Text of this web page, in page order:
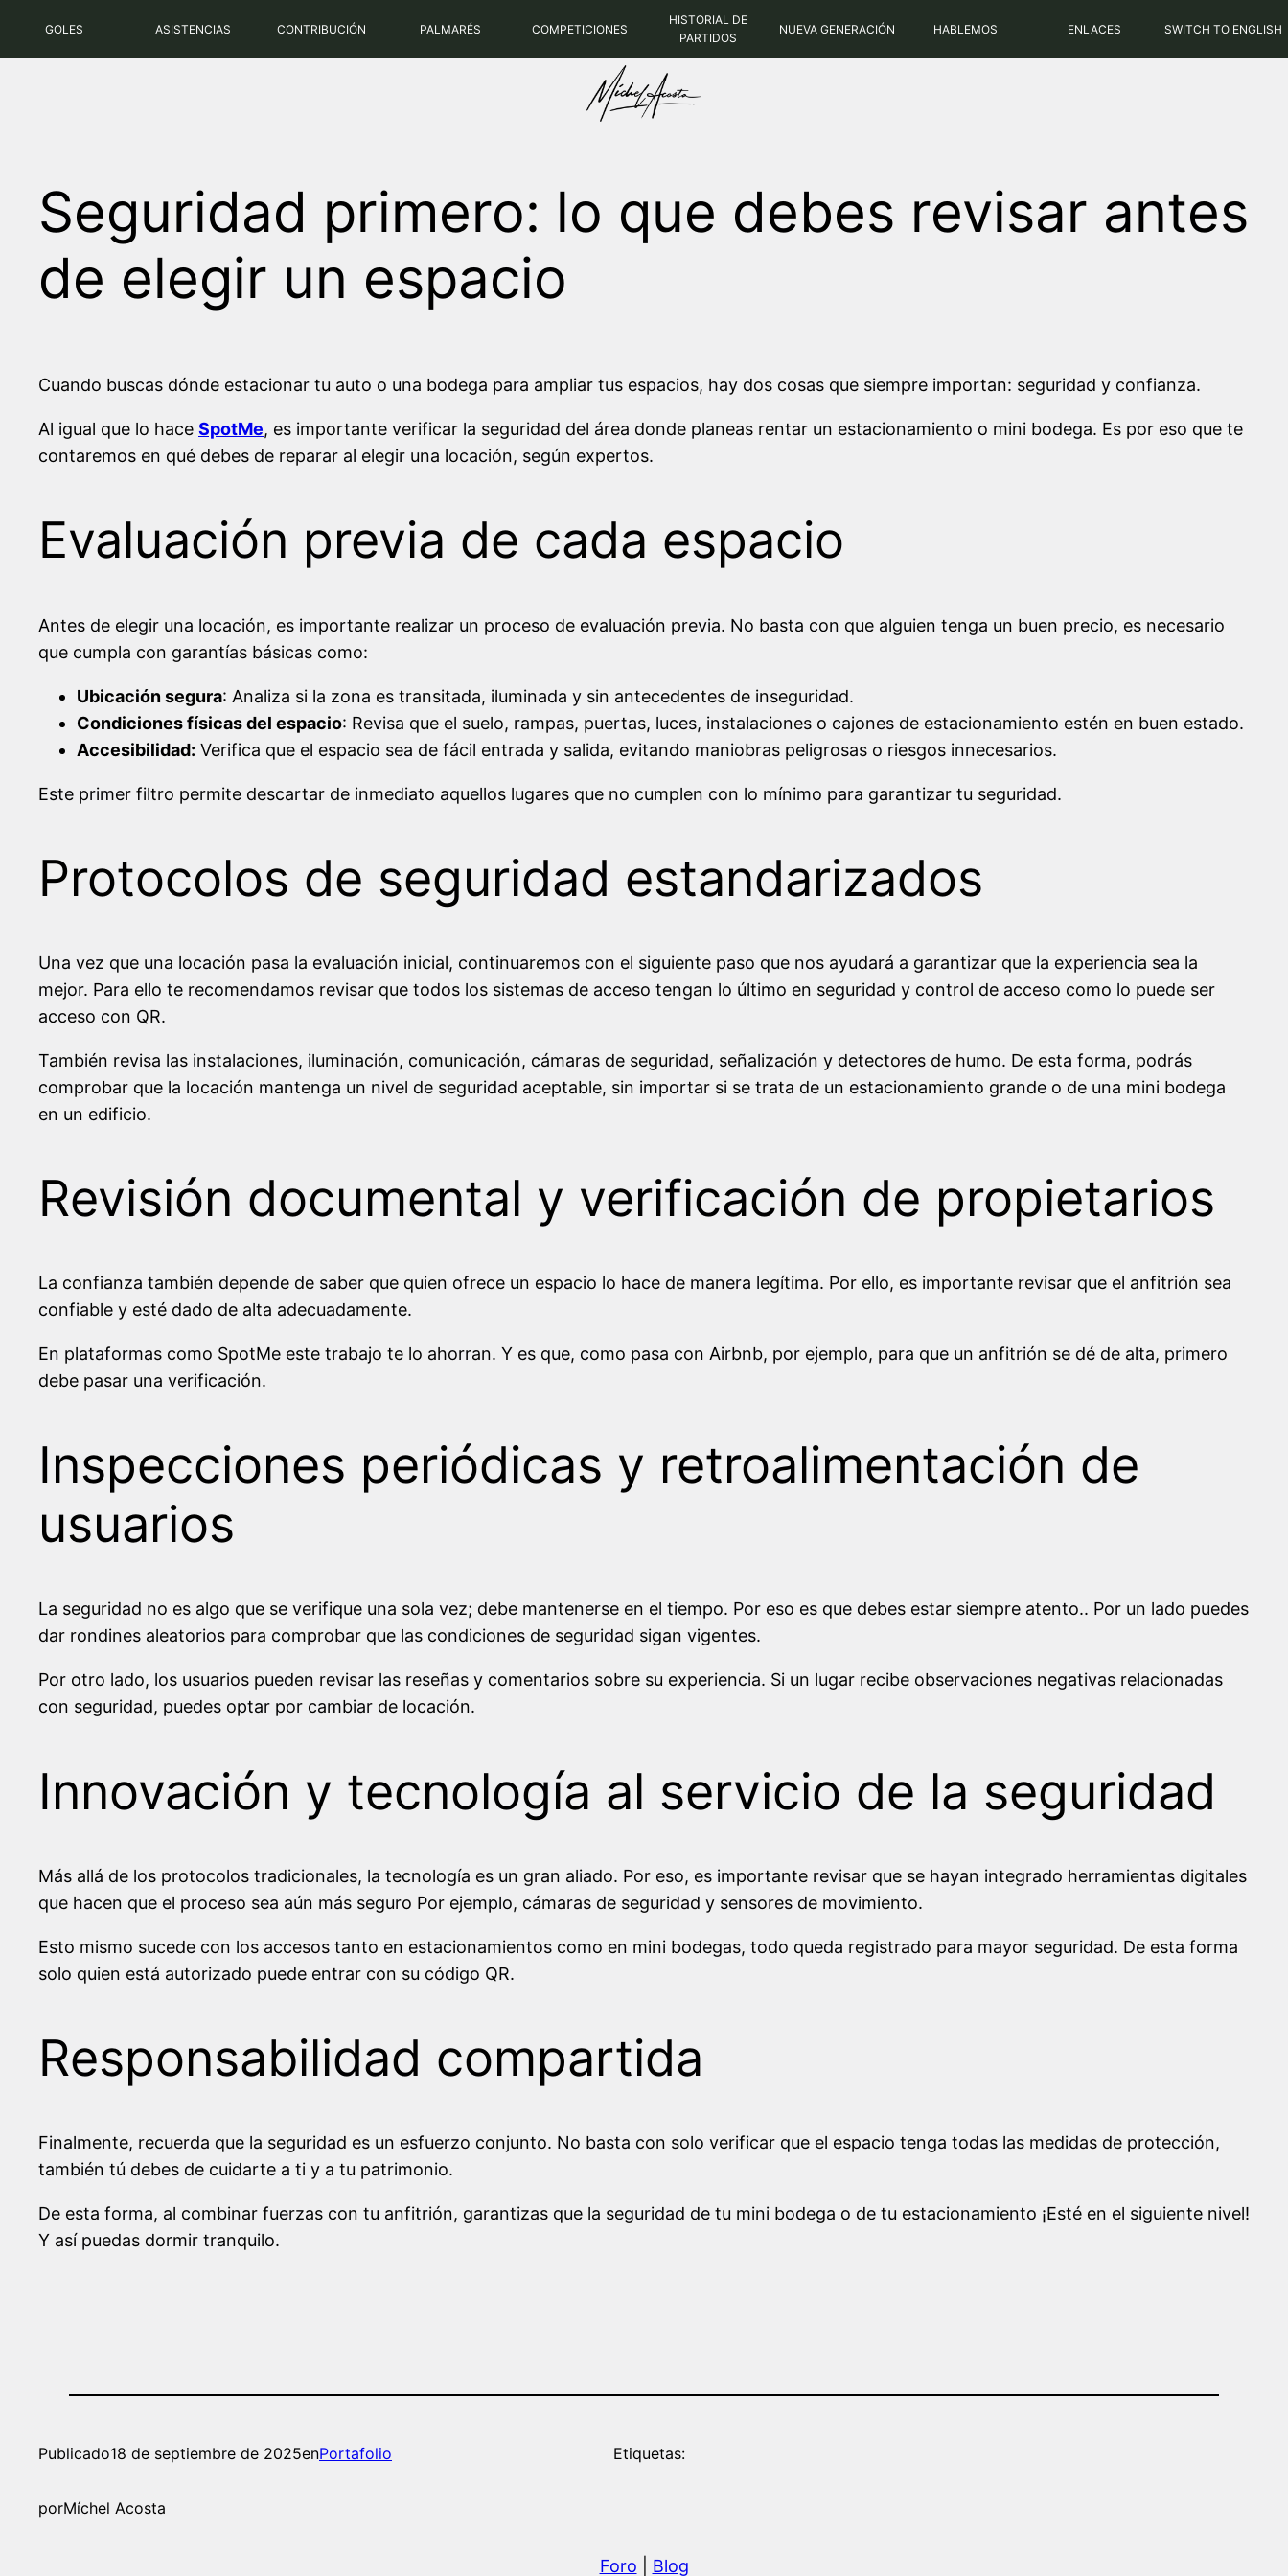
GOLES ASISTENCIAS CONTRIBUCIÓN PALMARÉS COMPETICIONES
HISTORIAL DE
PARTIDOS
NUEVA GENERACIÓN HABLEMOS ENLACES SWITCH TO ENGLISH
Seguridad primero: lo que debes revisar antes
de elegir un espacio
Cuando buscas dónde estacionar tu auto o una bodega para ampliar tus espacios, hay dos cosas que siempre importan: seguridad y confianza.
Al igual que lo hace SpotMe, es importante verificar la seguridad del área donde planeas rentar un estacionamiento o mini bodega. Es por eso que te
contaremos en qué debes de reparar al elegir una locación, según expertos.
Evaluación previa de cada espacio
Antes de elegir una locación, es importante realizar un proceso de evaluación previa. No basta con que alguien tenga un buen precio, es necesario
que cumpla con garantías básicas como:
Ubicación segura: Analiza si la zona es transitada, iluminada y sin antecedentes de inseguridad.
Condiciones físicas del espacio: Revisa que el suelo, rampas, puertas, luces, instalaciones o cajones de estacionamiento estén en buen estado.
Accesibilidad: Verifica que el espacio sea de fácil entrada y salida, evitando maniobras peligrosas o riesgos innecesarios.
Este primer filtro permite descartar de inmediato aquellos lugares que no cumplen con lo mínimo para garantizar tu seguridad.
Protocolos de seguridad estandarizados
Una vez que una locación pasa la evaluación inicial, continuaremos con el siguiente paso que nos ayudará a garantizar que la experiencia sea la
mejor. Para ello te recomendamos revisar que todos los sistemas de acceso tengan lo último en seguridad y control de acceso como lo puede ser
acceso con QR.
También revisa las instalaciones, iluminación, comunicación, cámaras de seguridad, señalización y detectores de humo. De esta forma, podrás
comprobar que la locación mantenga un nivel de seguridad aceptable, sin importar si se trata de un estacionamiento grande o de una mini bodega
en un edificio.
Revisión documental y verificación de propietarios
La confianza también depende de saber que quien ofrece un espacio lo hace de manera legítima. Por ello, es importante revisar que el anfitrión sea
confiable y esté dado de alta adecuadamente.
En plataformas como SpotMe este trabajo te lo ahorran. Y es que, como pasa con Airbnb, por ejemplo, para que un anfitrión se dé de alta, primero
debe pasar una verificación.
Inspecciones periódicas y retroalimentación de
usuarios
La seguridad no es algo que se verifique una sola vez; debe mantenerse en el tiempo. Por eso es que debes estar siempre atento.. Por un lado puedes
dar rondines aleatorios para comprobar que las condiciones de seguridad sigan vigentes.
Por otro lado, los usuarios pueden revisar las reseñas y comentarios sobre su experiencia. Si un lugar recibe observaciones negativas relacionadas
con seguridad, puedes optar por cambiar de locación.
Innovación y tecnología al servicio de la seguridad
Más allá de los protocolos tradicionales, la tecnología es un gran aliado. Por eso, es importante revisar que se hayan integrado herramientas digitales
que hacen que el proceso sea aún más seguro Por ejemplo, cámaras de seguridad y sensores de movimiento.
Esto mismo sucede con los accesos tanto en estacionamientos como en mini bodegas, todo queda registrado para mayor seguridad. De esta forma
solo quien está autorizado puede entrar con su código QR.
Responsabilidad compartida
Finalmente, recuerda que la seguridad es un esfuerzo conjunto. No basta con solo verificar que el espacio tenga todas las medidas de protección,
también tú debes de cuidarte a ti y a tu patrimonio.
De esta forma, al combinar fuerzas con tu anfitrión, garantizas que la seguridad de tu mini bodega o de tu estacionamiento ¡Esté en el siguiente nivel!
Y así puedas dormir tranquilo.
Publicado18 de septiembre de 2025enPortafolio
porMíchel Acosta
Etiquetas:
Foro Blog